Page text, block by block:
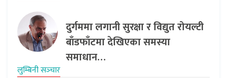
दुर्गममा लगानी सुरक्षा र विद्युत रोयल्टी
बाँडफाँटमा देखिएका समस्या
समाधान…
लुम्बिनी सञ्‍चार